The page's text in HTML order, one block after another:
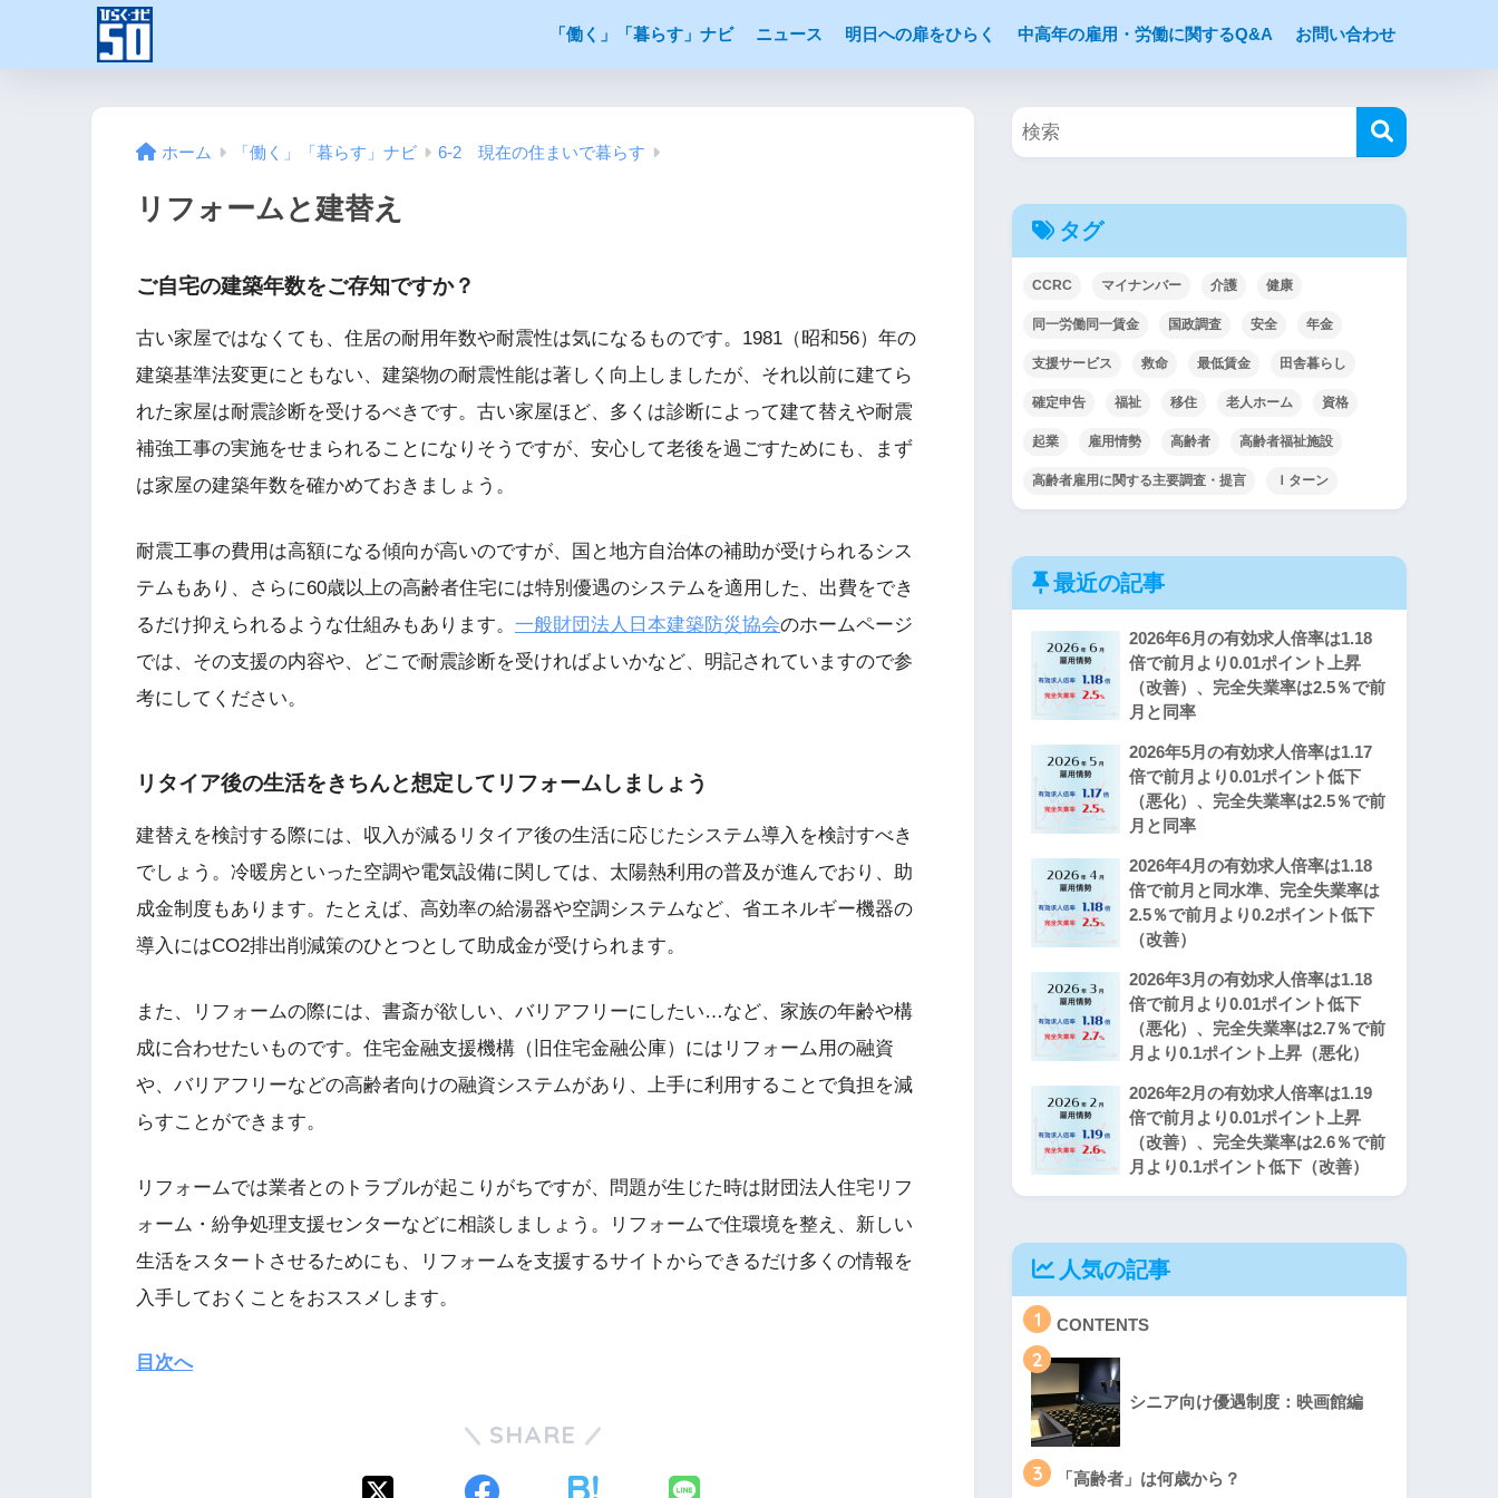
「働く」「暮らす」ナビ ニュース 明日への扉をひらく 中高年の雇用・労働に関するQ&A お問い合わせ
ホーム 「働く」「暮らす」ナビ 6-2 現在の住まいで暮らす
リフォームと建替え
ご自宅の建築年数をご存知ですか？
古い家屋ではなくても、住居の耐用年数や耐震性は気になるものです。1981（昭和56）年の
建築基準法変更にともない、建築物の耐震性能は著しく向上しましたが、それ以前に建てら
れた家屋は耐震診断を受けるべきです。古い家屋ほど、多くは診断によって建て替えや耐震
補強工事の実施をせまられることになりそうですが、安心して老後を過ごすためにも、まず
は家屋の建築年数を確かめておきましょう。
耐震工事の費用は高額になる傾向が高いのですが、国と地方自治体の補助が受けられるシス
テムもあり、さらに60歳以上の高齢者住宅には特別優遇のシステムを適用した、出費をでき
るだけ抑えられるような仕組みもあります。 一般財団法人日本建築防災協会のホームページ
では、その支援の内容や、どこで耐震診断を受ければよいかなど、明記されていますので参
考にしてください。
リタイア後の生活をきちんと想定してリフォームしましょう
建替えを検討する際には、収入が減るリタイア後の生活に応じたシステム導入を検討すべき
でしょう。冷暖房といった空調や電気設備に関しては、太陽熱利用の普及が進んでおり、助
成金制度もあります。たとえば、高効率の給湯器や空調システムなど、省エネルギー機器の
導入にはCO2排出削減策のひとつとして助成金が受けられます。
また、リフォームの際には、書斎が欲しい、バリアフリーにしたい…など、家族の年齢や構
成に合わせたいものです。住宅金融支援機構（旧住宅金融公庫）にはリフォーム用の融資
や、バリアフリーなどの高齢者向けの融資システムがあり、上手に利用することで負担を減
らすことができます。
リフォームでは業者とのトラブルが起こりがちですが、問題が生じた時は財団法人住宅リフ
ォーム・紛争処理支援センターなどに相談しましょう。リフォームで住環境を整え、新しい
生活をスタートさせるためにも、リフォームを支援するサイトからできるだけ多くの情報を
入手しておくことをおススメします。
目次へ
SHARE
タグ
CCRC マイナンバー 介護 健康
同一労働同一賃金 国政調査 安全 年金
支援サービス 救命 最低賃金 田舎暮らし
確定申告 福祉 移住 老人ホーム 資格
起業 雇用情勢 高齢者 高齢者福祉施設
高齢者雇用に関する主要調査・提言 Ｉターン
最近の記事
2026年6月の有効求人倍率は1.18
倍で前月より0.01ポイント上昇
（改善）、完全失業率は2.5％で前
月と同率
2026年5月の有効求人倍率は1.17
倍で前月より0.01ポイント低下
（悪化）、完全失業率は2.5％で前
月と同率
2026年4月の有効求人倍率は1.18
倍で前月と同水準、完全失業率は
2.5％で前月より0.2ポイント低下
（改善）
2026年3月の有効求人倍率は1.18
倍で前月より0.01ポイント低下
（悪化）、完全失業率は2.7％で前
月より0.1ポイント上昇（悪化）
2026年2月の有効求人倍率は1.19
倍で前月より0.01ポイント上昇
（改善）、完全失業率は2.6％で前
月より0.1ポイント低下（改善）
人気の記事
1 CONTENTS
2
シニア向け優遇制度：映画館編
3 「高齢者」は何歳から？